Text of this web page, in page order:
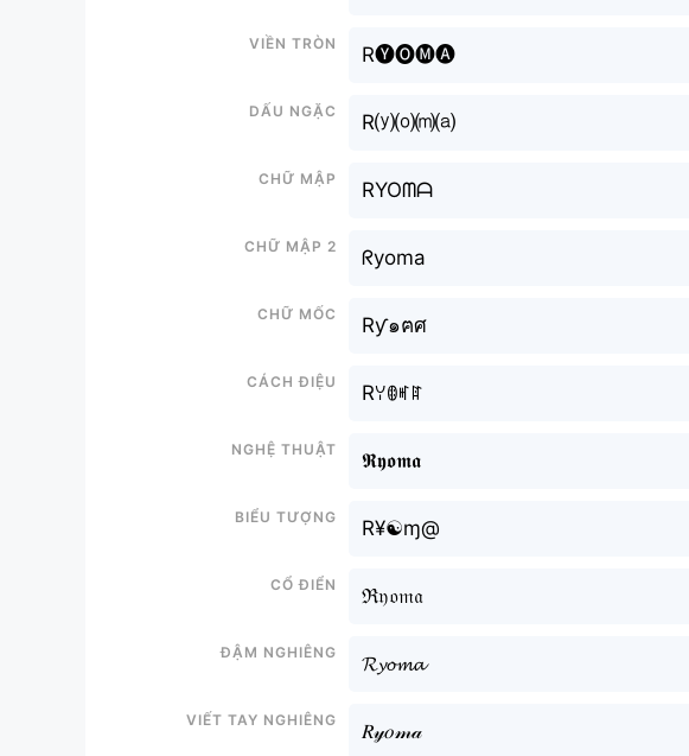
Viền tròn
R🅨🅞🅜🅐
Dấu ngặc
R⒴⒪⒨⒜
Chữ mập
RYOᗰᗩ
Chữ mập 2
ᖇyoma
Chữ mốc
Rƴ๑ฅศ
Cách điệu
Rꌩꂦꎭꍏ
Nghệ thuật
𝕽𝖞𝖔𝖒𝖆
Biểu tượng
R¥☯ɱ@
Cổ điển
ℜ𝔶𝔬𝔪𝔞
Đậm nghiêng
𝓡𝔂𝓸𝓶𝓪
Viết tay nghiêng
𝑅𝓎𝑜𝓂𝒶